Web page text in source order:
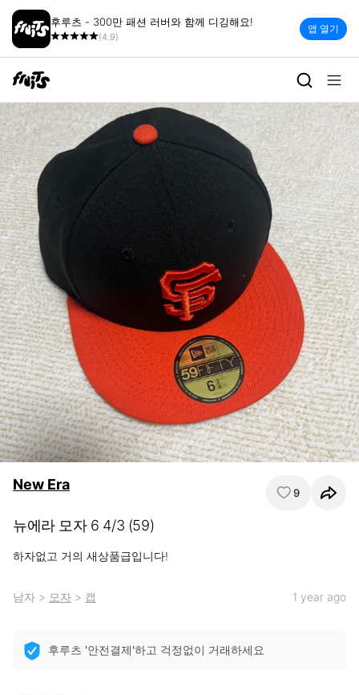
후루츠 - 300만 패션 러버와 함께 디깅해요!
(4.9)
앱 열기
New Era 9
뉴에라 모자 6 4/3 (59)
하자없고 거의 새상품급입니다!
남자 > 모자 > 캡 1 year ago
후루츠 '안전결제'하고 걱정없이 거래하세요